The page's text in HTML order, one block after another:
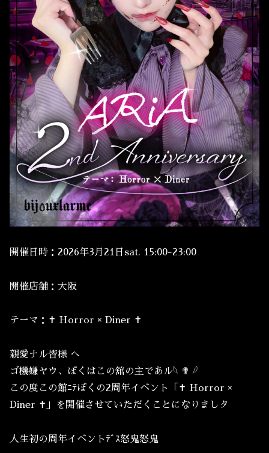
開催日時：2026年3月21日sat. 15:00-23:00
開催店舗：大阪
テーマ：✝︎ Horror × Diner ✝︎
親愛ナル皆様 へ
ゴ機嫌ヤウ︎︎、ぼくはこの舘の主であル𓆩 ✟ 𓆪
この度この館ﾆﾃぼくの2周年イベント「‪✝︎ Horror ×
Diner ‪✝︎」を開催させていただくことになりましタ
人生初の周年イベントﾃﾞｽ怒鬼怒鬼